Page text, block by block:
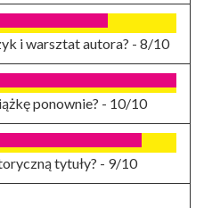
i warsztat autora? - 8/10
ponownie? - 10/10
tytuły? - 9/10